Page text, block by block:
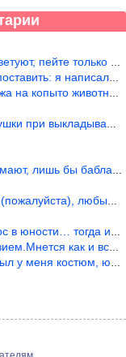
пейте только когда
я написала статью
животного, не хв
выкладывании товара
бы бабла срубить!
любые штаны на ж
тогда и стиль т
как и все. Но это
костюм, юбка и жак